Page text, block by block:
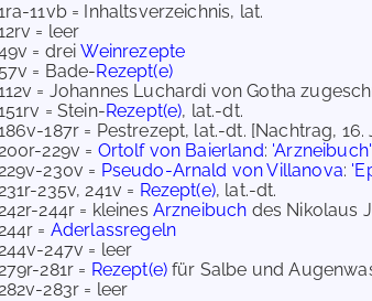
11vb = Inhaltsverzeichnis, lat.
= leer
= dreiWeinrezepte
= Bade-Rezept(e)
= Johannes Luchardi von Gotha
= Stein-Rezept(e), lat.-dt.
187r = Pestrezept, lat.-dt. [Nachtrag,
229v = Ortolf von Baierland: 'Arzneibuch'
230v = Pseudo-Arnald von Villanova:
235v, 241v = Rezept(e), lat.-dt.
244r = kleines Arzneibuch des Nikolaus
= Aderlassregeln
247v = leer
281r = Rezept(e) für Salbe und
283r = leer